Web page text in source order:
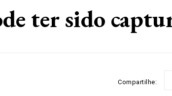
ter sido
Compartilhe: